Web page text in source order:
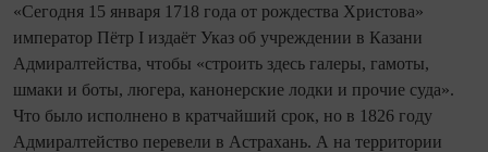
«Сегодня 15 января 1718 года от рождества Христова»
император Пётр I издаёт Указ об учреждении в Казани
Адмиралтейства, чтобы «строить здесь галеры, гамоты,
шмаки и боты, люгера, канонерские лодки и прочие суда».
Что было исполнено в кратчайший срок, но в 1826 году
Адмиралтейство перевели в Астрахань. А на территории